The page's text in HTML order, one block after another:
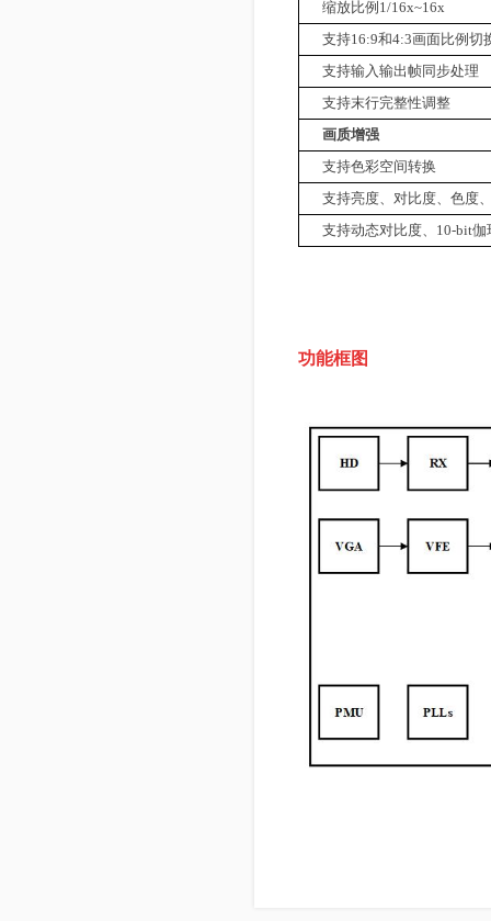
缩放比例 1/16x~16x
支持16:9和4:3画面比例切
支持输入输出帧同步处理
支持末行完整性调整
画质增强
支持色彩空间转换
支持亮度、对比度、色度
支持动态对比度、 10-bit伽
功能框图